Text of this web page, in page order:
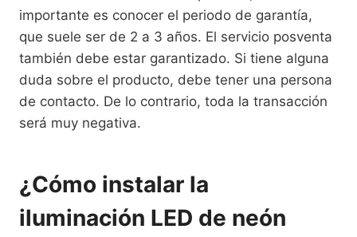
importante es conocer el periodo de garantía,
que suele ser de 2 a 3 años. El servicio posventa
también debe estar garantizado. Si tiene alguna
duda sobre el producto, debe tener una persona
de contacto. De lo contrario, toda la transacción
será muy negativa.
¿Cómo instalar la
iluminación LED de neón